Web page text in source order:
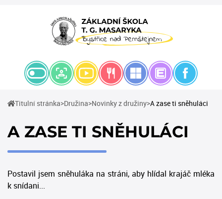
Titulní stránka(current)
Družina(current)
Novinky z družiny(current)
A zase ti sněhuláci
A ZASE TI SNĚHULÁCI
Postavil jsem sněhuláka na stráni, aby hlídal krajáč mléka
k snídani...